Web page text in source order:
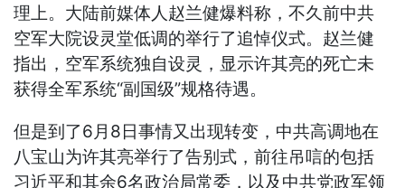
理上。大陆前媒体人赵兰健爆料称，不久前中共
空军大院设灵堂低调的举行了追悼仪式。赵兰健
指出，空军系统独自设灵，显示许其亮的死亡未
获得全军系统“副国级”规格待遇。
但是到了6月8日事情又出现转变，中共高调地在
八宝山为许其亮举行了告别式，前往吊唁的包括
习近平和其余6名政治局常委，以及中共党政军领